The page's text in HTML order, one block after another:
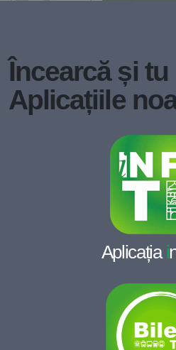
Încearcă și tu
Aplicațiile
Aplicația i